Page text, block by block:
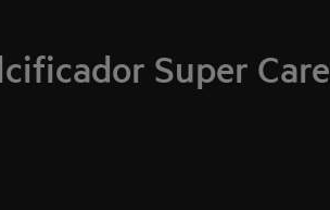
Super Care